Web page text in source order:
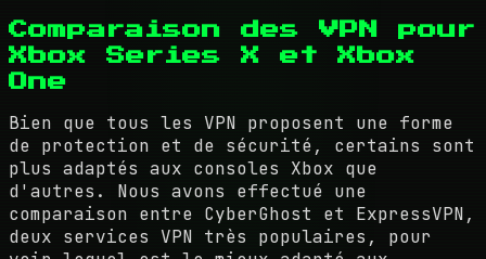
Comparaison des VPN pour
Xbox Series X et Xbox
One
Bien que tous les VPN proposent une forme
de protection et de sécurité, certains sont
plus adaptés aux consoles Xbox que
d'autres. Nous avons effectué une
comparaison entre CyberGhost et ExpressVPN,
deux services VPN très populaires, pour